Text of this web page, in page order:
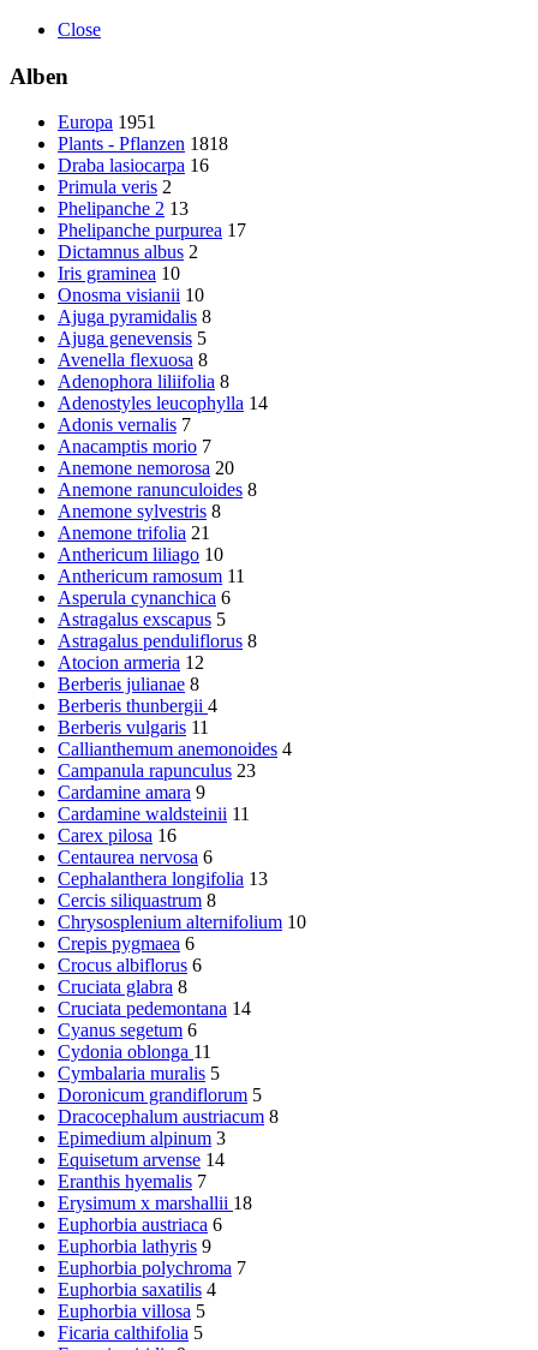
Close
Alben
Europa 1951
Plants - Pflanzen 1818
Draba lasiocarpa 16
Primula veris 2
Phelipanche 2 13
Phelipanche purpurea 17
Dictamnus albus 2
Iris graminea 10
Onosma visianii 10
Ajuga pyramidalis 8
Ajuga genevensis 5
Avenella flexuosa 8
Adenophora liliifolia 8
Adenostyles leucophylla 14
Adonis vernalis 7
Anacamptis morio 7
Anemone nemorosa 20
Anemone ranunculoides 8
Anemone sylvestris 8
Anemone trifolia 21
Anthericum liliago 10
Anthericum ramosum 11
Asperula cynanchica 6
Astragalus exscapus 5
Astragalus penduliflorus 8
Atocion armeria 12
Berberis julianae 8
Berberis thunbergii 4
Berberis vulgaris 11
Callianthemum anemonoides 4
Campanula rapunculus 23
Cardamine amara 9
Cardamine waldsteinii 11
Carex pilosa 16
Centaurea nervosa 6
Cephalanthera longifolia 13
Cercis siliquastrum 8
Chrysosplenium alternifolium 10
Crepis pygmaea 6
Crocus albiflorus 6
Cruciata glabra 8
Cruciata pedemontana 14
Cyanus segetum 6
Cydonia oblonga 11
Cymbalaria muralis 5
Doronicum grandiflorum 5
Dracocephalum austriacum 8
Epimedium alpinum 3
Equisetum arvense 14
Eranthis hyemalis 7
Erysimum x marshallii 18
Euphorbia austriaca 6
Euphorbia lathyris 9
Euphorbia polychroma 7
Euphorbia saxatilis 4
Euphorbia villosa 5
Ficaria calthifolia 5